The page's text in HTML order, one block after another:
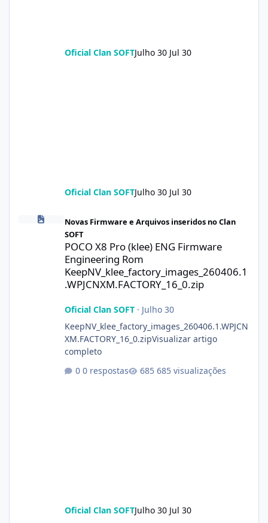
Oficial Clan SOFTJulho 30 Jul 30
Oficial Clan SOFTJulho 30 Jul 30
POCO X8 Pro (klee) ENG Firmware Engineering Rom
Novas Firmware e Arquivos inseridos no Clan
SOFT
POCO X8 Pro (klee) ENG Firmware
Engineering Rom
KeepNV_klee_factory_images_260406.1
.WPJCNXM.FACTORY_16_0.zip
Oficial Clan SOFT· Julho 30
KeepNV_klee_factory_images_260406.1.WPJCN
XM.FACTORY_16_0.zipVisualizar artigo
completo
0 respostas
685 visualizações
Oficial Clan SOFTJulho 30 Jul 30